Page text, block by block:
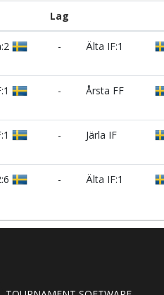
Lag
- Älta IF:1
- Årsta FF
- Järla IF
- Älta IF:1